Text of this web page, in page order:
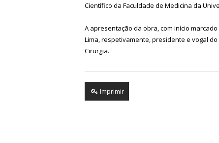
Científico da Faculdade de Medicina da
A apresentação da obra, com início
Lima, respetivamente, presidente e vogal
Cirurgia.
Imprimir